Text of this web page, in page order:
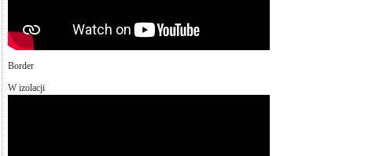
Border
W izolacji